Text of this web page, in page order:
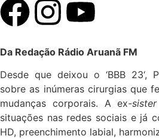
Da Redação Rádio Aruanã FM
Desde que deixou o ‘BBB 23‘,
sobre as inúmeras cirurgias que
mudanças corporais. A ex-sister
situações nas redes sociais e já
HD, preenchimento labial,